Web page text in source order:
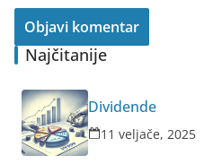
Najčitanije
Dividende
11 veljače, 2025